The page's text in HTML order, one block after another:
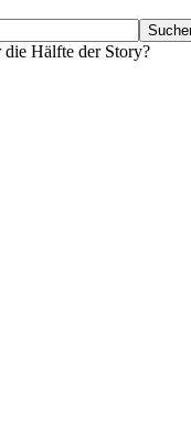
Hälfte der Story?